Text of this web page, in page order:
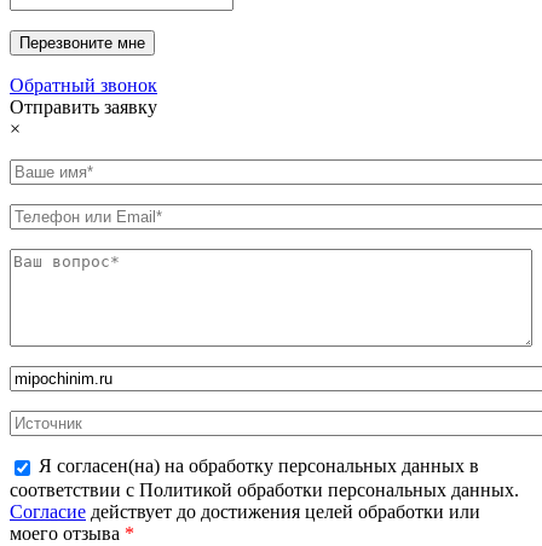
Обратный звонок
Отправить заявку
×
Я согласен(на) на обработку персональных данных в
соответствии с Политикой обработки персональных данных.
Согласие действует до достижения целей обработки или
моего отзыва *